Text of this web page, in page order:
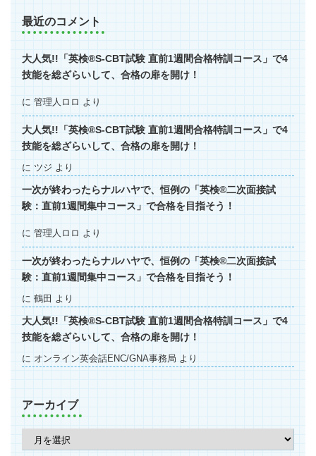
最近のコメント
大人気!!「英検®S-CBT試験 直前1週間合格特訓コース」で4
技能を総ざらいして、合格の扉を開け！
に 管理人ロロ より
大人気!!「英検®S-CBT試験 直前1週間合格特訓コース」で4
技能を総ざらいして、合格の扉を開け！
に ツジ より
一次が終わったらナルハヤで、恒例の「英検®二次面接試
験：直前1週間集中コース」で合格を目指そう！
に 管理人ロロ より
一次が終わったらナルハヤで、恒例の「英検®二次面接試
験：直前1週間集中コース」で合格を目指そう！
に 鶴田 より
大人気!!「英検®S-CBT試験 直前1週間合格特訓コース」で4
技能を総ざらいして、合格の扉を開け！
に オンライン英会話ENC/GNA事務局 より
アーカイブ